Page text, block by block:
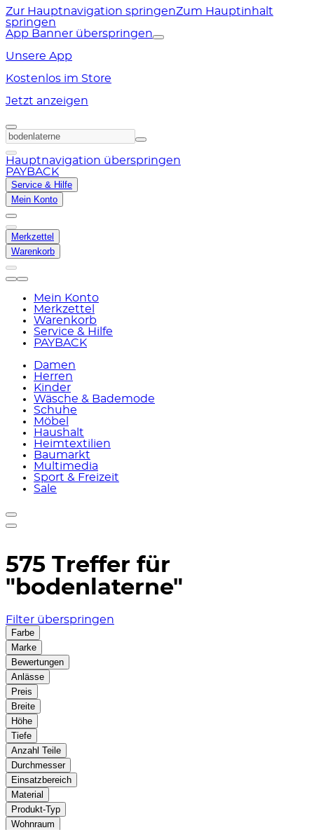
Zur Hauptnavigation springenZum Hauptinhalt
springen
App Banner überspringen
Unsere App
Kostenlos im Store
Jetzt anzeigen
Hauptnavigation überspringen
PAYBACK
Service & Hilfe
Mein Konto
Merkzettel
Warenkorb
Mein Konto
Merkzettel
Warenkorb
Service & Hilfe
PAYBACK
Damen
Herren
Kinder
Wäsche & Bademode
Schuhe
Möbel
Haushalt
Heimtextilien
Baumarkt
Multimedia
Sport & Freizeit
Sale
575 Treffer für
"bodenlaterne"
Filter überspringen
Farbe
Marke
Bewertungen
Anlässe
Preis
Breite
Höhe
Tiefe
Anzahl Teile
Durchmesser
Einsatzbereich
Material
Produkt-Typ
Wohnraum